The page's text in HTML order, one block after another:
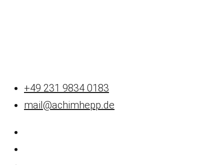
+49 231 9834 0183
mail@achimhepp.de